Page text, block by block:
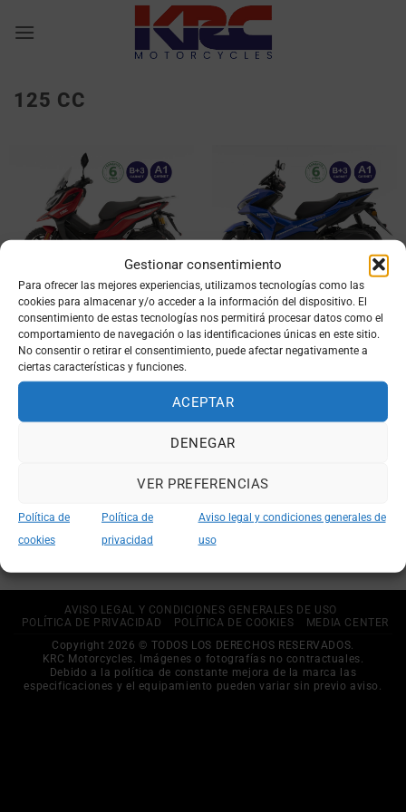
Gestionar consentimiento
Para ofrecer las mejores experiencias, utilizamos tecnologías como las
cookies para almacenar y/o acceder a la información del dispositivo. El
consentimiento de estas tecnologías nos permitirá procesar datos como el
comportamiento de navegación o las identificaciones únicas en este sitio.
No consentir o retirar el consentimiento, puede afectar negativamente a
ciertas características y funciones.
ACEPTAR
DENEGAR
VER PREFERENCIAS
Política de
cookies
Política de
privacidad
Aviso legal y condiciones generales de
uso
125 CC
KRC KARNY 125 KRC ARCHY 125
AVISO LEGAL Y CONDICIONES GENERALES DE USO
POLÍTICA DE PRIVACIDAD
POLÍTICA DE COOKIES
MEDIA CENTER
Copyright 2026 © TODOS LOS DERECHOS RESERVADOS.
KRC Motorcycles. Imágenes o fotografías no contractuales.
Debido a la política de constante mejora de la marca las
especificaciones y el equipamiento pueden variar sin previo aviso.